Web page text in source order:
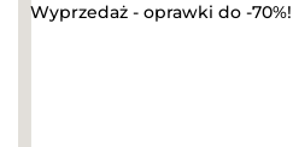
Wyprzedaż - oprawki do -70%!